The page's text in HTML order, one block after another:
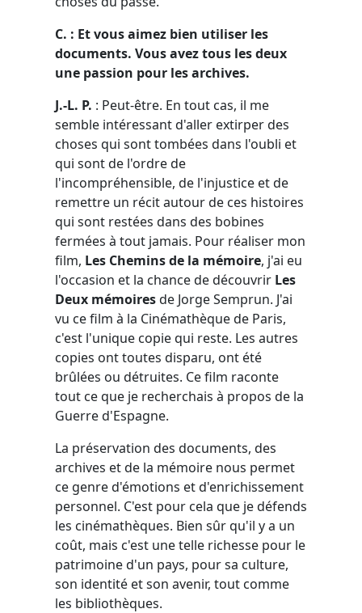
C. : Et vous aimez bien utiliser les
documents. Vous avez tous les deux
une passion pour les archives.
J.-L. P. : Peut-être. En tout cas, il me
semble intéressant d'aller extirper des
choses qui sont tombées dans l'oubli et
qui sont de l'ordre de
l'incompréhensible, de l'injustice et de
remettre un récit autour de ces histoires
qui sont restées dans des bobines
fermées à tout jamais. Pour réaliser mon
film, Les Chemins de la mémoire, j'ai eu
l'occasion et la chance de découvrir Les
Deux mémoiresde Jorge Semprun. J'ai
vu ce film à la Cinémathèque de Paris,
c'est l'unique copie qui reste. Les autres
copies ont toutes disparu, ont été
brûlées ou détruites. Ce film raconte
tout ce que je recherchais à propos de la
Guerre d'Espagne.
La préservation des documents, des
archives et de la mémoire nous permet
ce genre d'émotions et d'enrichissement
personnel. C'est pour cela que je défends
les cinémathèques. Bien sûr qu'il y a un
coût, mais c'est une telle richesse pour le
patrimoine d'un pays, pour sa culture,
son identité et son avenir, tout comme
les bibliothèques.